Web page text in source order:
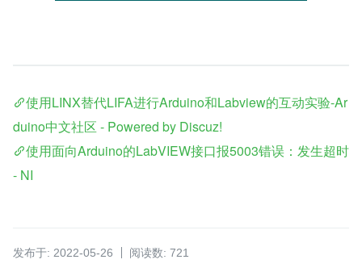
使用LINX替代LIFA进行Arduino和Labview的互动实验-Ar
duino中文社区 - Powered by Discuz!
使用面向Arduino的LabVIEW接口报5003错误：发生超时
- NI
发布于: 2022-05-26 阅读数: 721